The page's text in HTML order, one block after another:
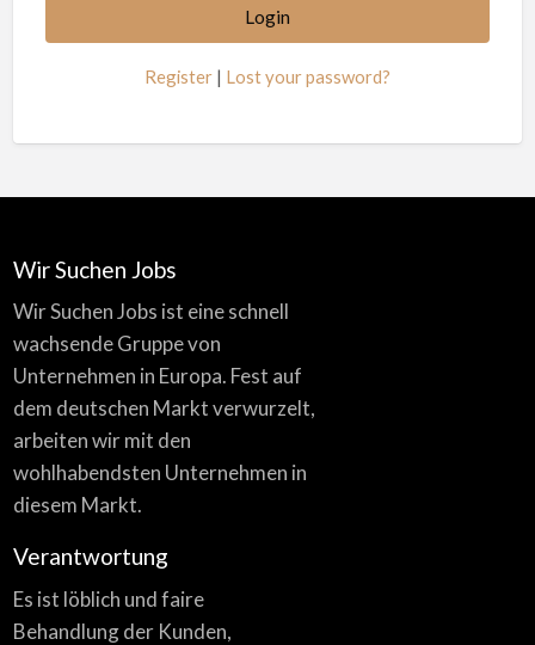
Register | Lost your password?
Wir Suchen Jobs
Wir Suchen Jobs ist eine schnell
wachsende Gruppe von
Unternehmen in Europa. Fest auf
dem deutschen Markt verwurzelt,
arbeiten wir mit den
wohlhabendsten Unternehmen in
diesem Markt.
Verantwortung
Es ist löblich und faire
Behandlung der Kunden,